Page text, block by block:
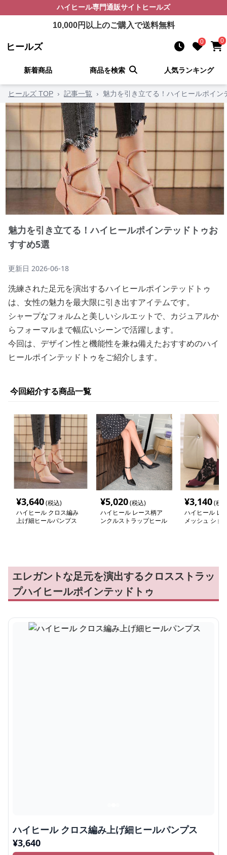
ハイヒール専門通販サイト ヒールズ
10,000円以上のご購入で送料無料
ヒールズ 0 0
新着商品 商品を検索 人気ランキング
ヒールズ TOP › 記事一覧 › 魅力を引き立てる！ハイヒールポイン
魅力を引き立てる！ハイヒールポインテッドトゥお
すすめ5選
更新日 2026-06-18
洗練された足元を演出するハイヒールポインテッドトゥ
は、女性の魅力を最大限に引き出すアイテムです。
シャープなフォルムと美しいシルエットで、カジュアルか
らフォーマルまで幅広いシーンで活躍します。
今回は、デザイン性と機能性を兼ね備えたおすすめのハイ
ヒールポインテッドトゥをご紹介します。
今回紹介する商品一覧
¥3,640(税込)
ハイヒール クロス編み
上げ細ヒールパンプス
¥5,020(税込)
ハイヒール レース柄ア
ンクルストラップヒール
¥3,140(税
ハイヒール レ
メッシュ ショ
エレガントな足元を演出するクロスストラッ
プハイヒールポインテッドトゥ
ハイヒール クロス編み上げ細ヒールパンプス
¥3,640